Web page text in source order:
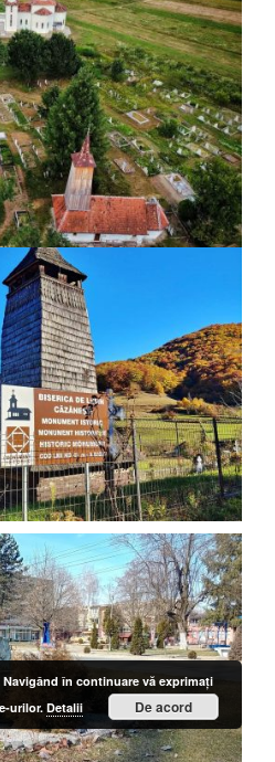
în continuare vă exprimaţi
urilor. Detalii De acord